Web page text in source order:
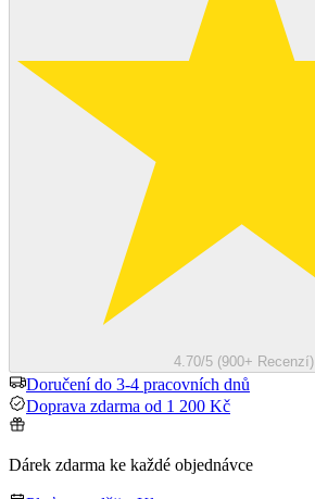
4.70/5 (900+ Recenzí)
Doručení do 3-4 pracovních dnů
Doprava zdarma od 1 200 Kč
Dárek zdarma ke každé objednávce